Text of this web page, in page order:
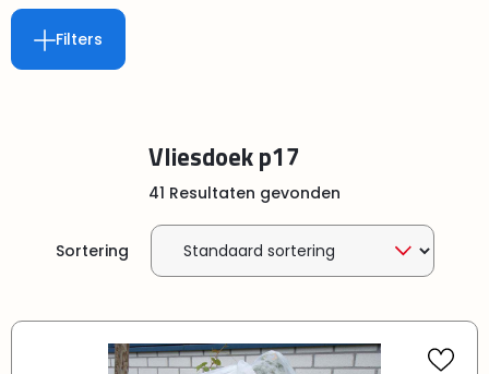
Filters
Vliesdoek p17
41 Resultaten gevonden
Sortering